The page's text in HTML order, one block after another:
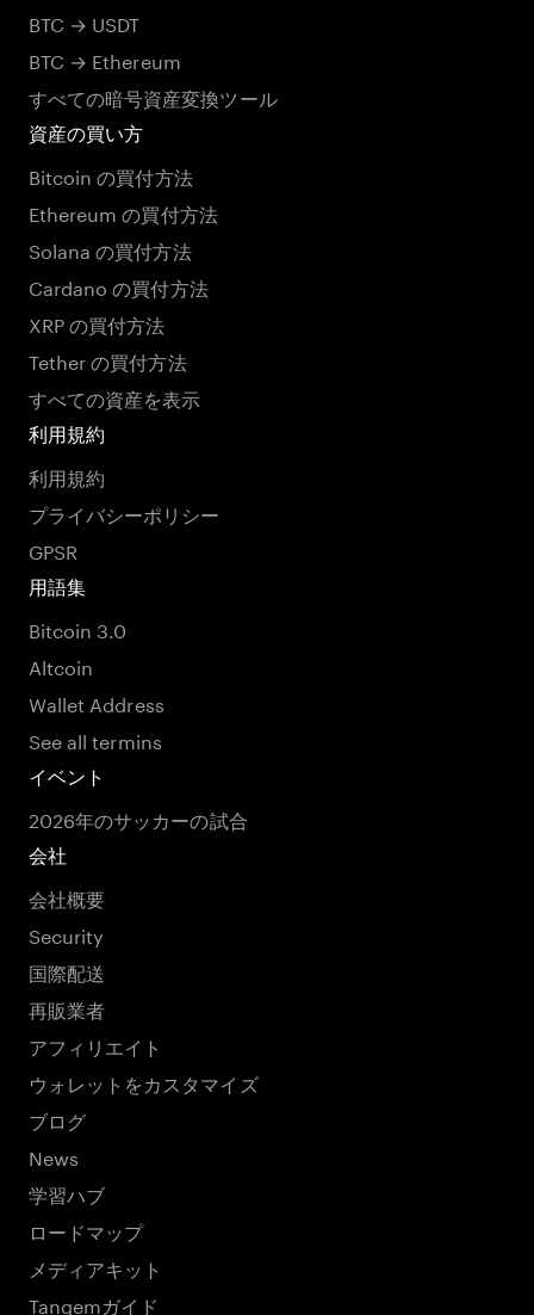
BTC → USDT
BTC → Ethereum
すべての暗号資産変換ツール
資産の買い方
Bitcoin の買付方法
Ethereum の買付方法
Solana の買付方法
Cardano の買付方法
XRP の買付方法
Tether の買付方法
すべての資産を表示
利用規約
利用規約
プライバシーポリシー
GPSR
用語集
Bitcoin 3.0
Altcoin
Wallet Address
See all termins
イベント
2026年のサッカーの試合
会社
会社概要
Security
国際配送
再販業者
アフィリエイト
ウォレットをカスタマイズ
ブログ
News
学習ハブ
ロードマップ
メディアキット
Tangemガイド